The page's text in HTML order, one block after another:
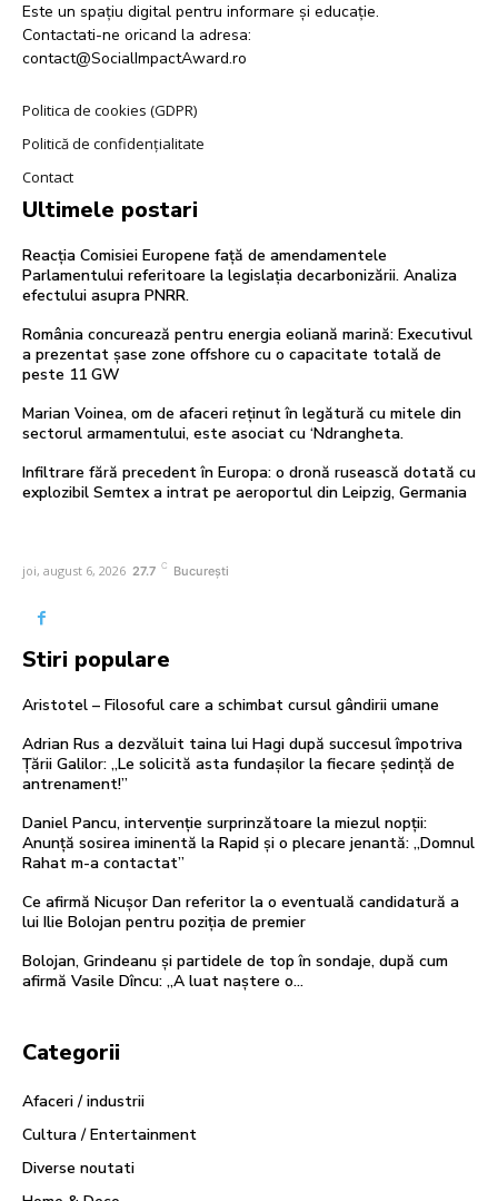
Este un spațiu digital pentru informare și educație.
Contactati-ne oricand la adresa:
contact@SocialImpactAward.ro
Politica de cookies (GDPR)
Politică de confidențialitate
Contact
Ultimele postari
Reacția Comisiei Europene față de amendamentele
Parlamentului referitoare la legislația decarbonizării. Analiza
efectului asupra PNRR.
România concurează pentru energia eoliană marină: Executivul
a prezentat șase zone offshore cu o capacitate totală de
peste 11 GW
Marian Voinea, om de afaceri reținut în legătură cu mitele din
sectorul armamentului, este asociat cu ‘Ndrangheta.
Infiltrare fără precedent în Europa: o dronă rusească dotată cu
explozibil Semtex a intrat pe aeroportul din Leipzig, Germania
joi, august 6, 2026 27.7 C București
Stiri populare
Aristotel – Filosoful care a schimbat cursul gândirii umane
Adrian Rus a dezvăluit taina lui Hagi după succesul împotriva
Țării Galilor: „Le solicită asta fundașilor la fiecare ședință de
antrenament!”
Daniel Pancu, intervenție surprinzătoare la miezul nopții:
Anunță sosirea iminentă la Rapid și o plecare jenantă: „Domnul
Rahat m-a contactat”
Ce afirmă Nicușor Dan referitor la o eventuală candidatură a
lui Ilie Bolojan pentru poziția de premier
Bolojan, Grindeanu și partidele de top în sondaje, după cum
afirmă Vasile Dîncu: „A luat naștere o…
Categorii
Afaceri / industrii
Cultura / Entertainment
Diverse noutati